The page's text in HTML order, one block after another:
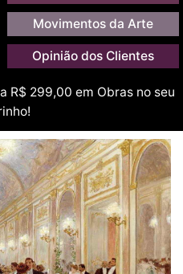
Movimentos da Arte
Opinião dos Clientes
R$ 299,00 em Obras no seu